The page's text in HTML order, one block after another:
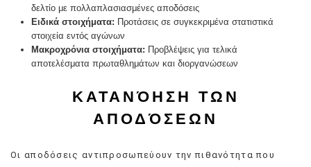
δελτίο με πολλαπλασιασμένες αποδόσεις
Ειδικά στοιχήματα: Προτάσεις σε συγκεκριμένα στατιστικά
στοιχεία εντός αγώνων
Μακροχρόνια στοιχήματα: Προβλέψεις για τελικά
αποτελέσματα πρωταθλημάτων και διοργανώσεων
ΚΑΤΑΝΌΗΣΗ ΤΩΝ
ΑΠΟΔΌΣΕΩΝ
Οι αποδόσεις αντιπροσωπεύουν την πιθανότητα που